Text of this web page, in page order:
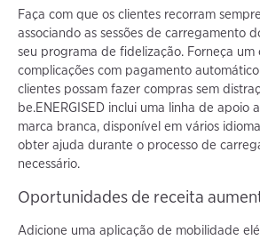
Faça com que os clientes recorram
associando as sessões de carregamento
seu programa de fidelização. Forneça um
complicações com pagamento
clientes possam fazer compras sem
be.ENERGISED inclui uma linha de apoio
marca branca, disponível em vários
obter ajuda durante o processo de
necessário.
Oportunidades de receita
Adicione uma aplicação de mobilidade